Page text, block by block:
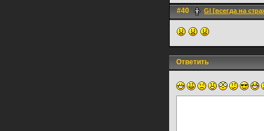
#40 Gl [всегда на
Ответить